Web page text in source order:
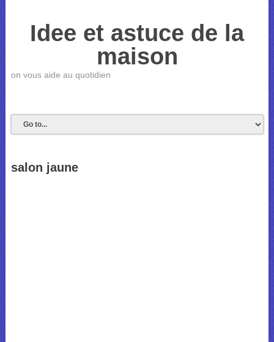
Idee et astuce de la
maison
on vous aide au quotidien
salon jaune